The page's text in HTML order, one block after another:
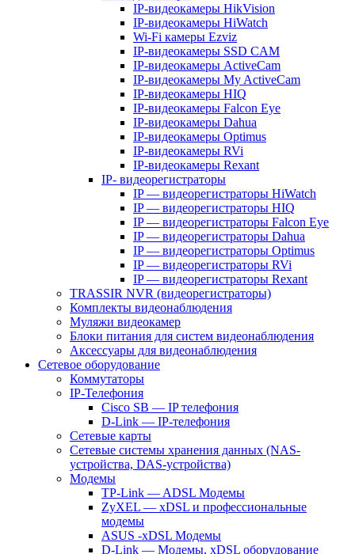
IP-видеокамеры HikVision
IP-видеокамеры HiWatch
Wi-Fi камеры Ezviz
IP-видеокамеры SSD CAM
IP-видеокамеры ActiveCam
IP-видеокамеры My ActiveCam
IP-видеокамеры HIQ
IP-видеокамеры Falcon Eye
IP-видеокамеры Dahua
IP-видеокамеры Optimus
IP-видеокамеры RVi
IP-видеокамеры Rexant
IP- видеорегистраторы
IP — видеорегистраторы HiWatch
IP — видеорегистраторы HIQ
IP — видеорегистраторы Falcon Eye
IP — видеорегистраторы Dahua
IP — видеорегистраторы Optimus
IP — видеорегистраторы RVi
IP — видеорегистраторы Rexant
TRASSIR NVR (видеорегистраторы)
Комплекты видеонаблюдения
Муляжи видеокамер
Блоки питания для систем видеонаблюдения
Аксессуары для видеонаблюдения
Сетевое оборудование
Коммутаторы
IP-Телефония
Cisco SB — IP телефония
D-Link — IP-телефония
Сетевые карты
Сетевые системы хранения данных (NAS-
устройства, DAS-устройства)
Модемы
TP-Link — ADSL Модемы
ZyXEL — xDSL и профессиональные
модемы
ASUS -xDSL Модемы
D-Link — Модемы, xDSL оборудование